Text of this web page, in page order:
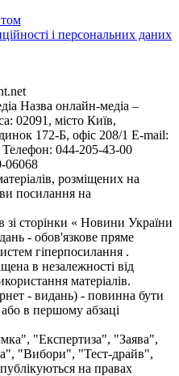
і персональних даних
Назва онлайн-медіа –
02091, місто Київ,
172-Б, офіс 208/1 E-mail:
Телефон: 044-205-43-00
06068
розміщених на
посилання на
зі сторінки « Новини України
- обов'язкове пряме
гіперпосилання .
в незалежності від
матеріалів.
- видань) - повинна бути
в першому абзаці
"Експертиза", "Заява",
"Вибори", "Тест-драйв",
на правах